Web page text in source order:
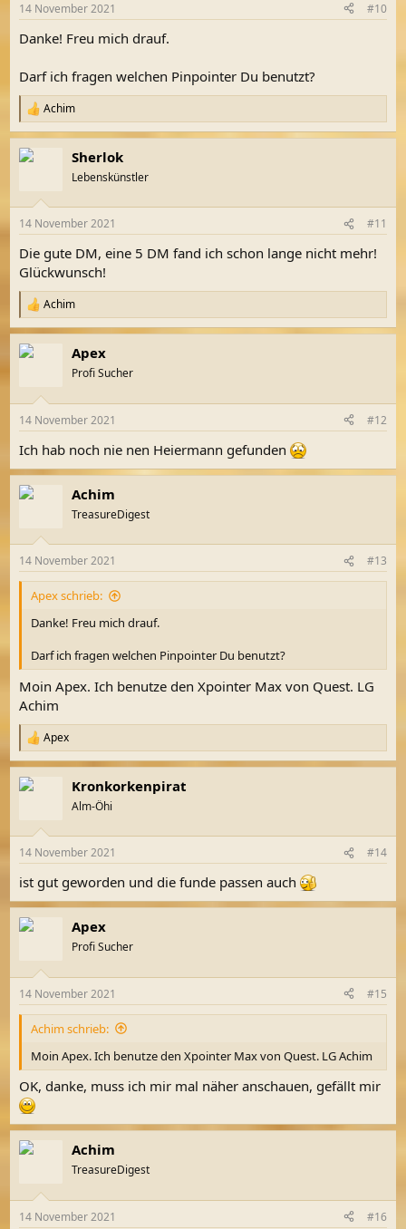
e
:
14 November 2021 #10
Danke! Freu mich drauf.
Darf ich fragen welchen Pinpointer Du benutzt?
R
e
a
k
e
:
Achim
Sherlok
Lebenskünstler
14 November 2021 #11
Die gute DM, eine 5 DM fand ich schon lange nicht mehr!
Glückwunsch!
R
e
a
k
e
:
Achim
Apex
Profi Sucher
14 November 2021 #12
Ich hab noch nie nen Heiermann gefunden
Achim
TreasureDigest
14 November 2021 #13
Apex schrieb:
Danke! Freu mich drauf.
Darf ich fragen welchen Pinpointer Du benutzt?
Moin Apex. Ich benutze den Xpointer Max von Quest. LG
Achim
R
e
a
k
e
:
Apex
Kronkorkenpirat
Alm-Öhi
14 November 2021 #14
ist gut geworden und die funde passen auch
Apex
Profi Sucher
14 November 2021 #15
Achim schrieb:
Moin Apex. Ich benutze den Xpointer Max von Quest. LG Achim
OK, danke, muss ich mir mal näher anschauen, gefällt mir
Achim
TreasureDigest
14 November 2021 #16